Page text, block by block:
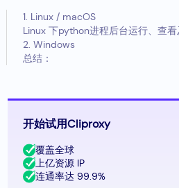
1. Linux / macOS
Linux 下python进程后台运行、查看
2. Windows
总结：
开始试用Cliproxy
覆盖全球
上亿资源 IP
连通率达 99.9%